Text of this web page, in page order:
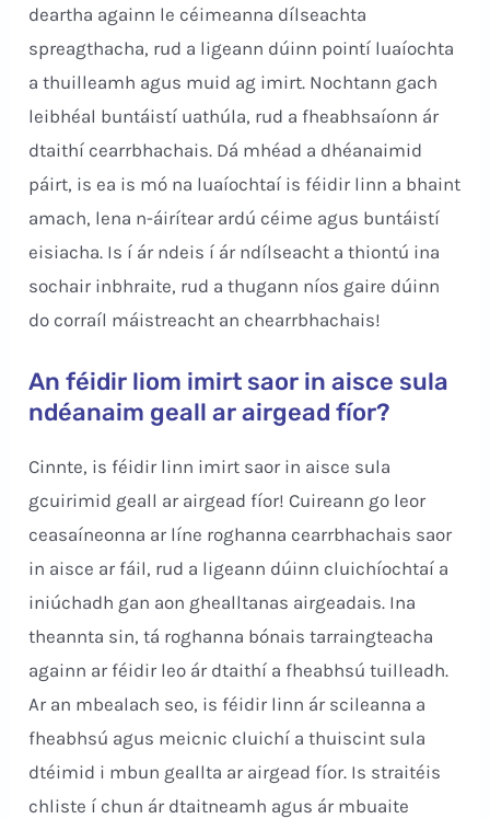
deartha againn le céimeanna dílseachta
spreagthacha, rud a ligeann dúinn pointí luaíochta
a thuilleamh agus muid ag imirt. Nochtann gach
leibhéal buntáistí uathúla, rud a fheabhsaíonn ár
dtaithí cearrbhachais. Dá mhéad a dhéanaimid
páirt, is ea is mó na luaíochtaí is féidir linn a bhaint
amach, lena n-áirítear ardú céime agus buntáistí
eisiacha. Is í ár ndeis í ár ndílseacht a thiontú ina
sochair inbhraite, rud a thugann níos gaire dúinn
do corraíl máistreacht an chearrbhachais!
An féidir liom imirt saor in aisce sula
ndéanaim geall ar airgead fíor?
Cinnte, is féidir linn imirt saor in aisce sula
gcuirimid geall ar airgead fíor! Cuireann go leor
ceasaíneonna ar líne roghanna cearrbhachais saor
in aisce ar fáil, rud a ligeann dúinn cluichíochtaí a
iniúchadh gan aon ghealltanas airgeadais. Ina
theannta sin, tá roghanna bónais tarraingteacha
againn ar féidir leo ár dtaithí a fheabhsú tuilleadh.
Ar an mbealach seo, is féidir linn ár scileanna a
fheabhsú agus meicnic cluichí a thuiscint sula
dtéimid i mbun geallta ar airgead fíor. Is straitéis
chliste í chun ár dtaitneamh agus ár mbuaite